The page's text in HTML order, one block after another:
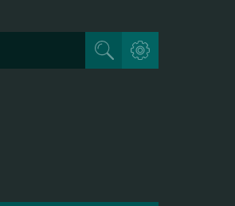
Rechercher
Recherche avancée